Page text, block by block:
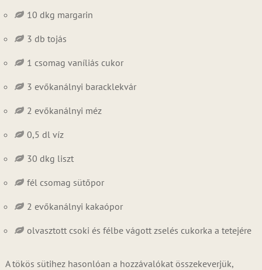
10 dkg margarin
3 db tojás
1 csomag vaníliás cukor
3 evőkanálnyi baracklekvár
2 evőkanálnyi méz
0,5 dl víz
30 dkg liszt
fél csomag sütőpor
2 evőkanálnyi kakaópor
olvasztott csoki és félbe vágott zselés cukorka a tetejére
A tökös sütihez hasonlóan a hozzávalókat összekeverjük,